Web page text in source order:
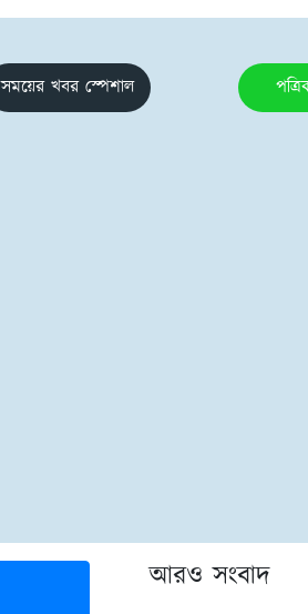
সময়ের খবর স্পেশাল
আরও সংবাদ